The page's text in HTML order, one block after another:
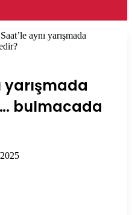
aynı yarışmada
yarışmada
bulmacada